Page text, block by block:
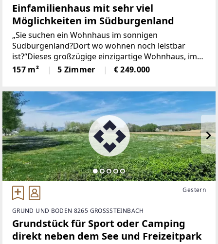
Einfamilienhaus mit sehr viel
Möglichkeiten im Südburgenland
„Sie suchen ein Wohnhaus im sonnigen
Südburgenland?Dort wo wohnen noch leistbar
ist?“Dieses großzügige einzigartige Wohnhaus, im
Jahr 1989 in Massivbauweise errichtet, besticht
durch seine ruhige Lage, mit einer Wohnfläche von
157 m² 5 Zimmer € 249.000
Gestern
GRUND UND BODEN 8265 GROSSSTEINBACH
Grundstück für Sport oder Camping
direkt neben dem See und Freizeitpark